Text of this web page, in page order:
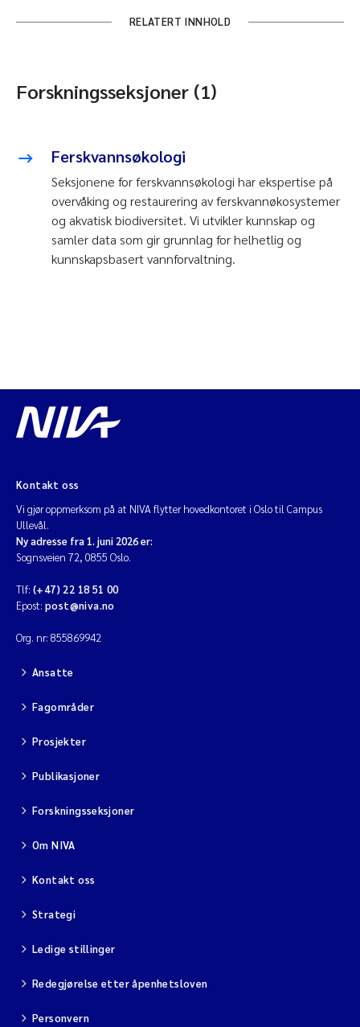
RELATERT INNHOLD
Forskningsseksjoner (1)
Ferskvannsøkologi
Seksjonene for ferskvannsøkologi har ekspertise på
overvåking og restaurering av ferskvannøkosystemer
og akvatisk biodiversitet. Vi utvikler kunnskap og
samler data som gir grunnlag for helhetlig og
kunnskapsbasert vannforvaltning.
Kontakt oss
Vi gjør oppmerksom på at NIVA flytter hovedkontoret i Oslo til Campus
Ullevål.
Ny adresse fra 1. juni 2026 er:
Sognsveien 72, 0855 Oslo.
Tlf: (+47) 22 18 51 00
Epost: post@niva.no
Org. nr: 855869942
Ansatte
Fagområder
Prosjekter
Publikasjoner
Forskningsseksjoner
Om NIVA
Kontakt oss
Strategi
Ledige stillinger
Redegjørelse etter åpenhetsloven
Personvern